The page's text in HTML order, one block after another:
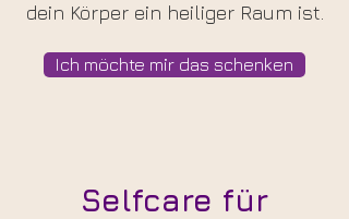
dein Körper ein heiliger Raum ist.
Ich möchte mir das schenken
Selfcare für